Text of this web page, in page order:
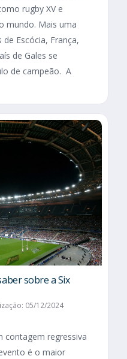
rugby XV e
mundo. Mais uma
Escócia, França,
de Gales se
de campeão. A
sobre a Six
05/12/2024
contagem regressiva
é o maior